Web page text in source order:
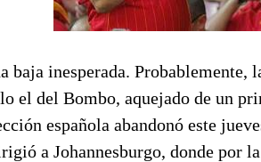
baja inesperada. Probablemente,
el del Bombo, aquejado de un
española abandonó este
a Johannesburgo, donde por